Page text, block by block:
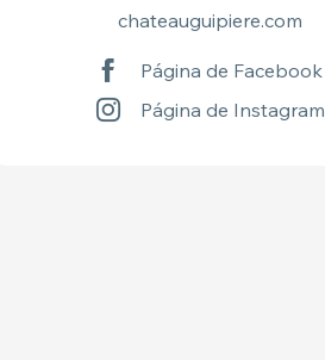
chateauguipiere.com
Página de Facebook
Página de Instagram